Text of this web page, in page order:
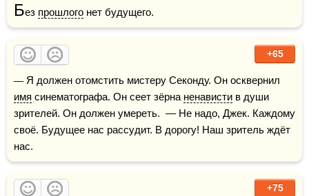
Без прошлого нет будущего.
+65
имя синематографа. Он сеет зёрна ненависти в души
зрителей. Он должен умереть.  — Не надо, Джек. Каждому
своё. Будущее нас рассудит. В дорогу! Наш зритель ждёт
нас.
+75